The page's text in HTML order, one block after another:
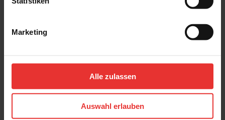
Marketing
Alle zulassen
Auswahl erlauben
40 x 120 cm
40 x 120 cm